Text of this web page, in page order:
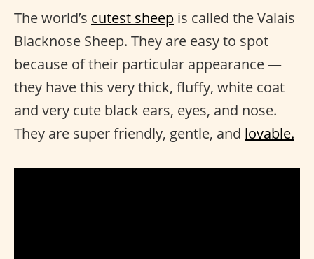
The world’s cutest sheep is called the Valais
Blacknose Sheep. They are easy to spot
because of their particular appearance —
they have this very thick, fluffy, white coat
and very cute black ears, eyes, and nose.
They are super friendly, gentle, and lovable.